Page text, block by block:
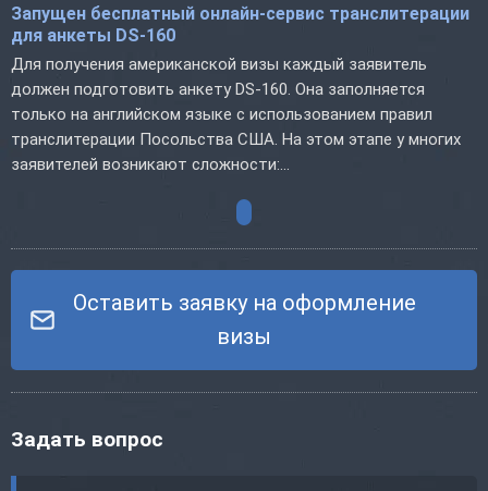
Запущен бесплатный онлайн-сервис транслитерации
для анкеты DS-160
Для получения американской визы каждый заявитель
должен подготовить анкету DS-160. Она заполняется
только на английском языке с использованием правил
транслитерации Посольства США. На этом этапе у многих
заявителей возникают сложности:...
Оставить заявку на оформление
визы
Задать вопрос